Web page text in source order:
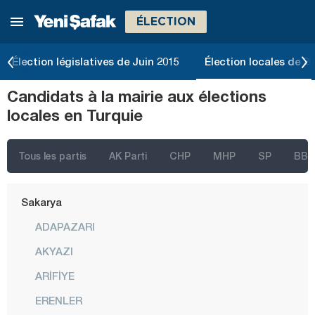
ÉLECTION
Élection législatives de Juin 2015 Élection locales de
Candidats à la mairie aux élections
locales en Turquie
Tous les partis AK Parti CHP MHP SP BBP
Muğla
Niğde
Ordu
Rize
Sakarya
ADAPAZARI
AKYAZI
ARİFİYE
ERENLER